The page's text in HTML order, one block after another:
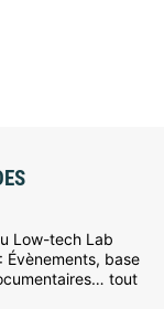
Low-tech Lab
base
tout